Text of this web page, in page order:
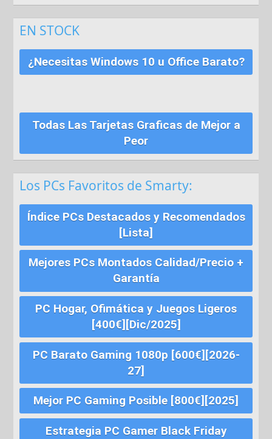
EN STOCK
¿Necesitas Windows 10 u Office Barato?
Todas Las Tarjetas Graficas de Mejor a
Peor
Los PCs Favoritos de Smarty:
Índice PCs Destacados y Recomendados
[Lista]
Mejores PCs Montados Calidad/Precio +
Garantía
PC Hogar, Ofimática y Juegos Ligeros
[400€][Dic/2025]
PC Barato Gaming 1080p [600€][2026-
27]
Mejor PC Gaming Posible [800€][2025]
Estrategia PC Gamer Black Friday